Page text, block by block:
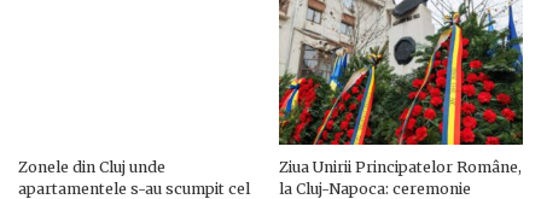
Zonele din Cluj unde
apartamentele s-au scumpit cel
Ziua Unirii Principatelor Române,
la Cluj-Napoca: ceremonie